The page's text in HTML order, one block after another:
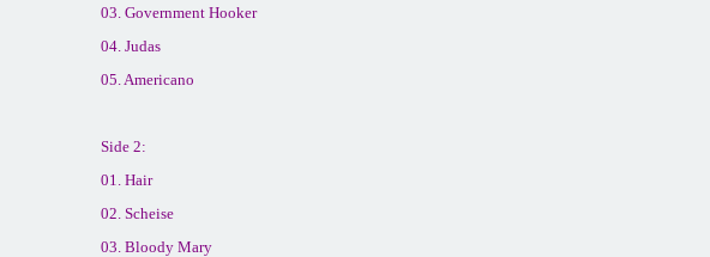
03. Government Hooker
04. Judas
05. Americano
Side 2:
01. Hair
02. Scheise
03. Bloody Mary